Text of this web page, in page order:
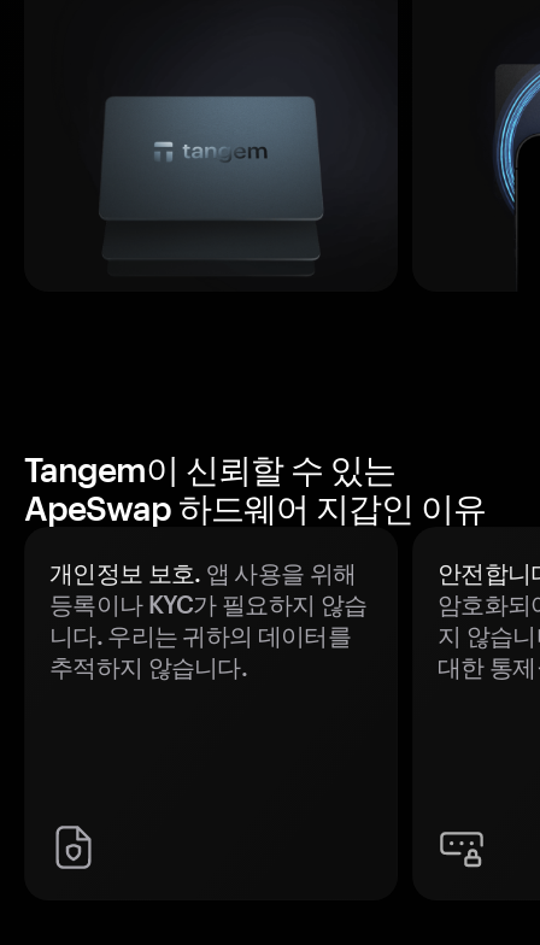
Tangem이 신뢰할 수 있는
ApeSwap 하드웨어 지갑인 이유
개인정보 보호. 앱 사용을 위해
등록이나 KYC가 필요하지 않습
니다. 우리는 귀하의 데이터를
추적하지 않습니다.
안전합니
암호화되
지 않습
대한 통